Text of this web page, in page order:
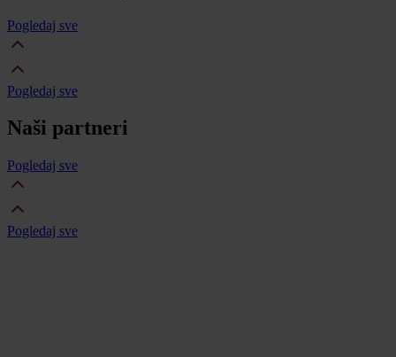
Pogledaj sve
Pogledaj sve
Naši partneri
Pogledaj sve
Pogledaj sve